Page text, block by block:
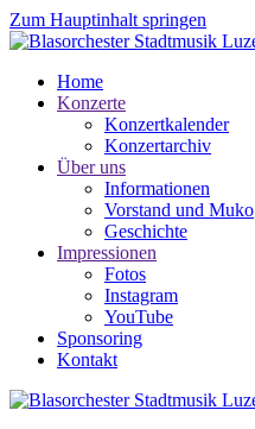
Zum Hauptinhalt springen
Home
Konzerte
Konzertkalender
Konzertarchiv
Über uns
Informationen
Vorstand und Muko
Geschichte
Impressionen
Fotos
Instagram
YouTube
Sponsoring
Kontakt